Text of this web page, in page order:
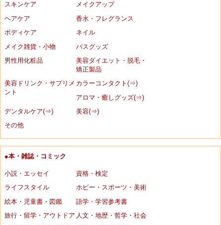
スキンケア
メイクアップ
ヘアケア
香水・フレグランス
ボディケア
ネイル
メイク雑貨・小物
バスグッズ
男性用化粧品
美容ダイエット・脱毛・
矯正製品
美容ドリンク・サプリメ
ント
カラーコンタクト(⇒)
アロマ・癒しグッズ(⇒)
デンタルケア(⇒)
美容(⇒)
その他
●本・雑誌・コミック
小説・エッセイ
資格・検定
ライフスタイル
ホビー・スポーツ・美術
絵本・児童書・図鑑
語学・学習参考書
旅行・留学・アウトドア 人文・地歴・哲学・社会